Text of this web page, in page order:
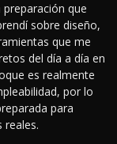
que
sobre diseño,
que me
del día a día en
es realmente
por lo
para
reales.